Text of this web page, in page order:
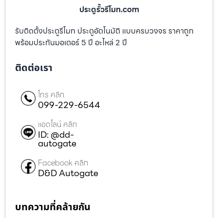
ประตูรั้วรีโมท.com
รับติดตั้งประตูรีโมท ประตูอัตโนมัติ แบบครบวงจร ราคาถูก
พร้อมประกันมอเตอร์ 5 ปี อะไหล่ 2 ปี
ติดต่อเรา
โทร คลิก
099-229-6544
แอดไลน์ คลิก
ID: @dd-
autogate
Facebook คลิก
D&D Autogate
บทความที่คล้ายกัน